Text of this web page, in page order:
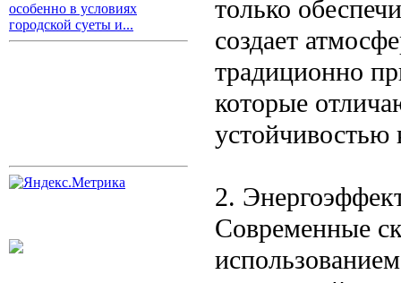
особенно в условиях
городской суеты и...
только
создает
традиционно
которые
2.
Современные